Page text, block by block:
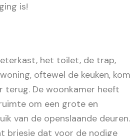
is!
het toilet, de trap,
oftewel de keuken, kom
terug. De woonkamer heeft
om een grote en
van de openslaande deuren.
briesje dat voor de nodige